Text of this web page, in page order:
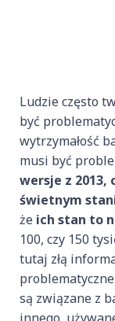
Ludzie często
być
wytrzymałość
musi być
wersje z 2013,
świetnym
że ich stan to
100, czy 150
tutaj złą
są związane z